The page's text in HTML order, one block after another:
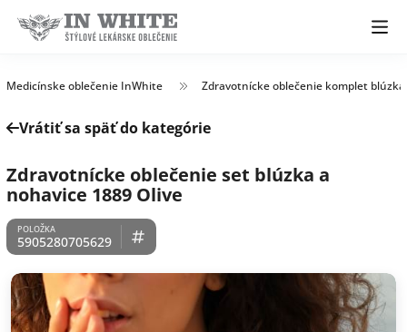
Medicínske oblečenie InWhite Zdravotnícke oblečenie komplet
Vrátiť sa späť do kategórie
Zdravotnícke oblečenie set blúzka a
nohavice 1889 Olive
5905280705629